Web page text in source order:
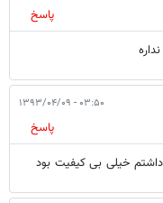
پاسخ
۰۳:۵۰ - ۱۳۹۳/۰۴/۰۹
پاسخ
خیلی بی کیفیت بود